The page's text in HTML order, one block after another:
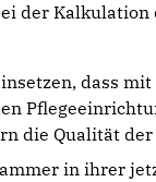
der
dass
die Qualität
in ihrer